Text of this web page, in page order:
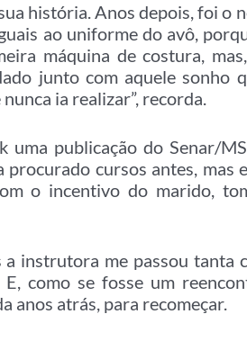
história. Anos depois, foi o
ao uniforme do avô,
máquina de costura,
junto com aquele sonho
ia realizar”, recorda.
uma publicação do Senar/
cursos antes, mas
o incentivo do marido,
instrutora me passou tanta
como se fosse um
anos atrás, para recomeçar.